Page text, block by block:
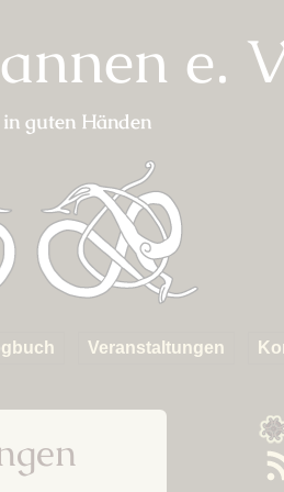
e.
guten Händen
Fremde
Veranstaltungen
Metsommernachtstraum